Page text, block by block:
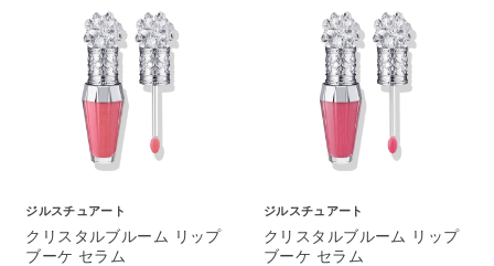
ジルスチュアート
クリスタルブルーム リップ
ブーケ セラム
ジルスチュアート
クリスタルブルーム リップ
ブーケ セラム